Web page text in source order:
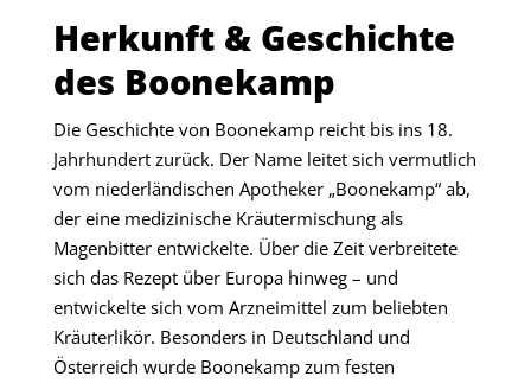
Herkunft & Geschichte
des Boonekamp
Die Geschichte von Boonekamp reicht bis ins 18.
Jahrhundert zurück. Der Name leitet sich vermutlich
vom niederländischen Apotheker „Boonekamp“ ab,
der eine medizinische Kräutermischung als
Magenbitter entwickelte. Über die Zeit verbreitete
sich das Rezept über Europa hinweg – und
entwickelte sich vom Arzneimittel zum beliebten
Kräuterlikör. Besonders in Deutschland und
Österreich wurde Boonekamp zum festen